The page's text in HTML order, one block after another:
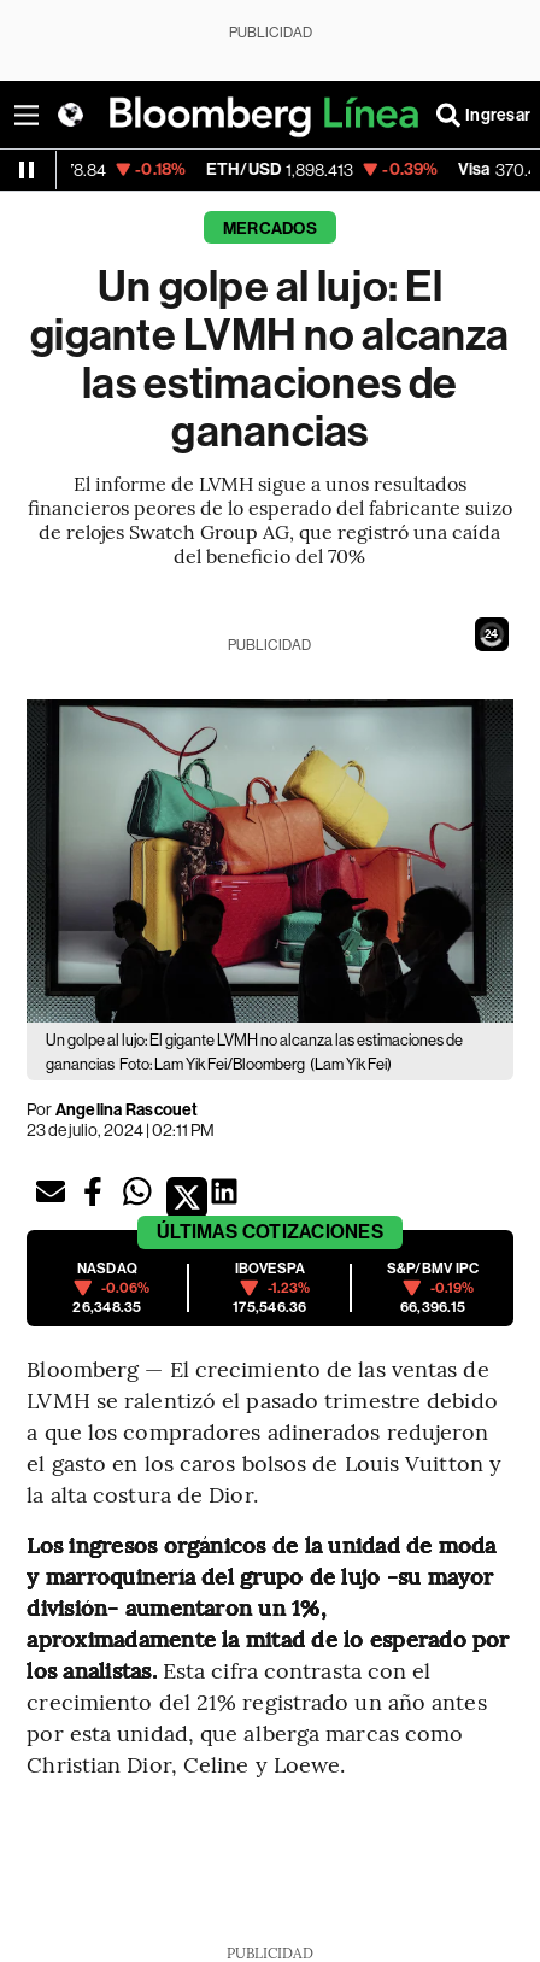
PUBLICIDAD
Ingresar
-0.18% ETH/USD 1,898.413 -0.39% Visa 370.47
MERCADOS
Un golpe al lujo: El
gigante LVMH no alcanza
las estimaciones de
ganancias
El informe de LVMH sigue a unos resultados
financieros peores de lo esperado del fabricante suizo
de relojes Swatch Group AG, que registró una caída
del beneficio del 70%
22
PUBLICIDAD
Un golpe al lujo: El gigante LVMH no alcanza las estimaciones de
ganancias Foto: Lam Yik Fei/Bloomberg (Lam Yik Fei)
PorAngelina Rascouet
23 de julio, 2024 | 02:11 PM
ÚLTIMAS COTIZACIONES
NASDAQ
-0.06%
26,348.35
IBOVESPA
-1.23%
175,546.36
S&P/BMV IPC
-0.19%
66,396.15
Bloomberg — El crecimiento de las ventas de
LVMH se ralentizó el pasado trimestre debido
a que los compradores adinerados redujeron
el gasto en los caros bolsos de Louis Vuitton y
la alta costura de Dior.
Los ingresos orgánicos de la unidad de moda
y marroquinería del grupo de lujo -su mayor
división- aumentaron un 1%,
aproximadamente la mitad de lo esperado por
los analistas.Esta cifra contrasta con el
crecimiento del 21% registrado un año antes
por esta unidad, que alberga marcas como
Christian Dior, Celine y Loewe.
PUBLICIDAD